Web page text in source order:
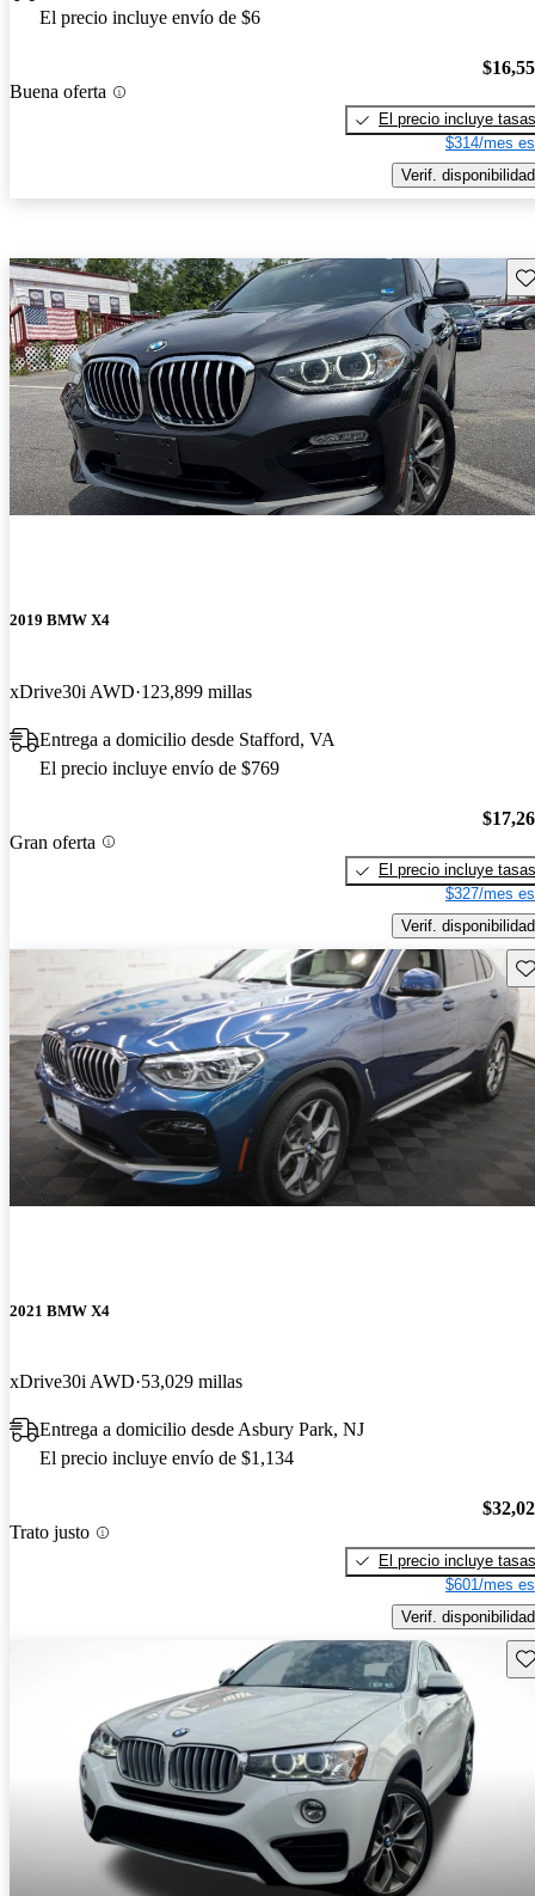
El precio incluye envío de $6
Buena oferta
El precio incluye tasas
$314/mes
Verif. disponibilidad
2019 BMW X4
xDrive30i AWD 123,899 millas
Entrega a domicilio desde Stafford, VA
El precio incluye envío de $769
Gran oferta
El precio incluye tasas
$327/mes
Verif. disponibilidad
2021 BMW X4
xDrive30i AWD 53,029 millas
Entrega a domicilio desde Asbury Park, NJ
El precio incluye envío de $1,134
Trato justo
El precio incluye tasas
$601/mes
Verif. disponibilidad